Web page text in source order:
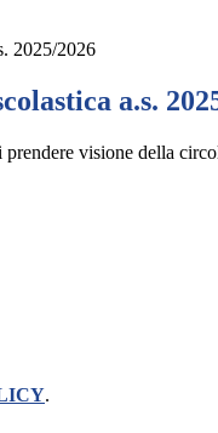
2025/2026
a.s.
prendere visione della
.